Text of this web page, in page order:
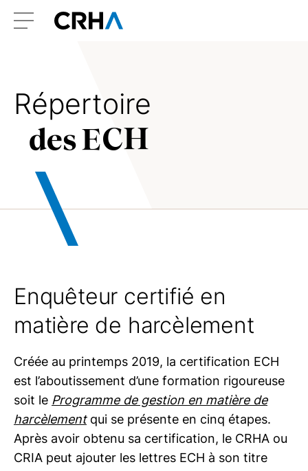
Retour
Répertoire
des ECH
Enquêteur certifié en
matière de harcèlement
Créée au printemps 2019, la certification ECH
est l’aboutissement d’une formation rigoureuse
soit le Programme de gestion en matière de
harcèlementqui se présente en cinq étapes.
Après avoir obtenu sa certification, le CRHA ou
CRIA peut ajouter les lettres ECH à son titre